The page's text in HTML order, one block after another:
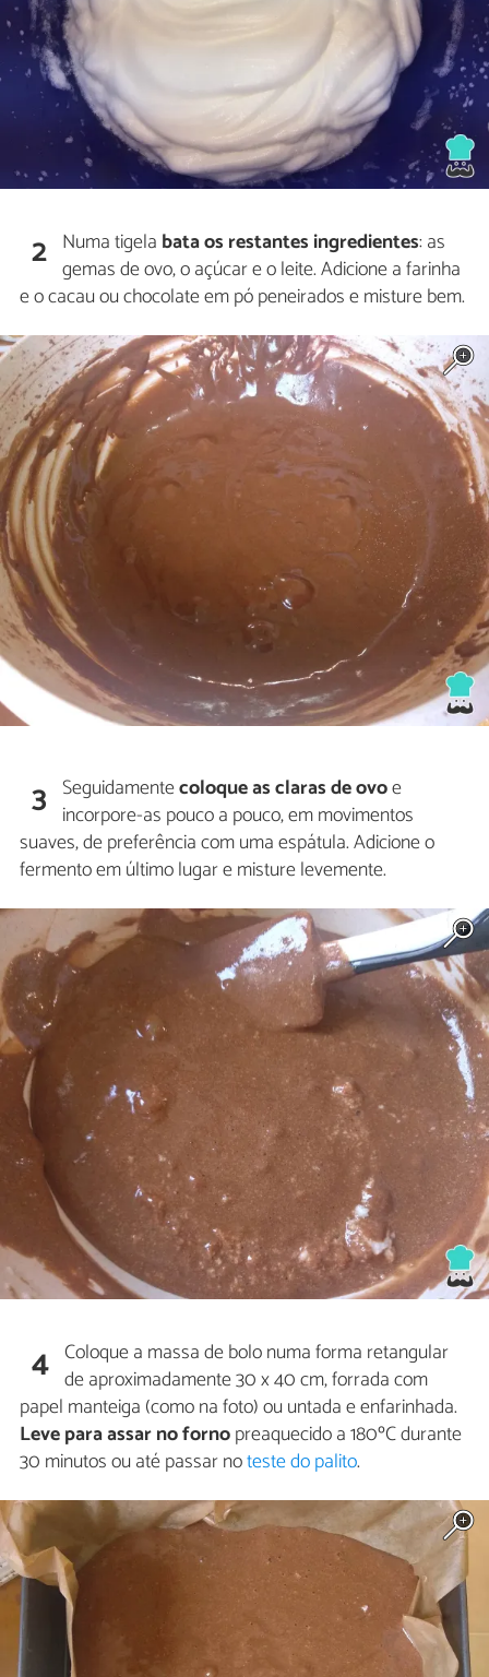
2 Numa tigela bata os restantes ingredientes: as
gemas de ovo, o açúcar e o leite. Adicione a farinha
e o cacau ou chocolate em pó peneirados e misture bem.
3 Seguidamentecoloque as claras de ovoe
incorpore-as pouco a pouco, em movimentos
suaves, de preferência com uma espátula. Adicione o
fermento em último lugar e misture levemente.
4 Coloque a massa de bolo numa forma retangular
de aproximadamente 30 x 40 cm, forrada com
papel manteiga (como na foto) ou untada e enfarinhada.
Leve para assar no fornopreaquecido a 180ºC durante
30 minutos ou até passar noteste do palito.